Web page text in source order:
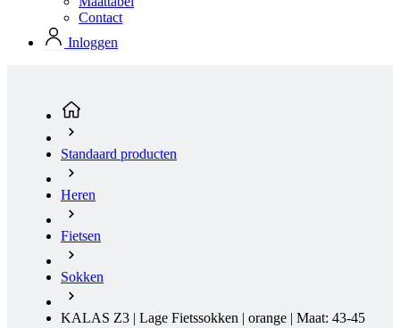
Heren
Fietsen
Sokken
KALAS Z3 | Lage Fietssokken | orange | Maat: 43-45
(huidige pagina)